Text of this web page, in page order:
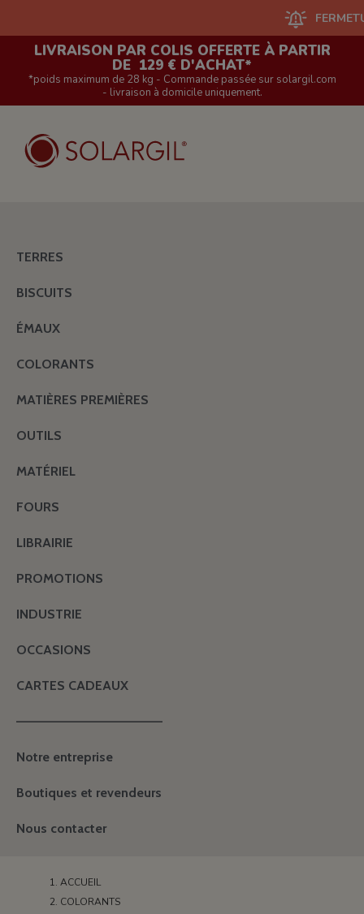
LIVRAISON PAR COLIS OFFERTE À PARTIR
DE 129 € D'ACHAT*
*poids maximum de 28 kg - Commande passée sur solargil.com
- livraison à domicile uniquement.
TERRES
BISCUITS
ÉMAUX
COLORANTS
MATIÈRES PREMIÈRES
OUTILS
MATÉRIEL
FOURS
LIBRAIRIE
PROMOTIONS
INDUSTRIE
OCCASIONS
CARTES CADEAUX
———————————————
Notre entreprise
Boutiques et revendeurs
Nous contacter
ACCUEIL
COLORANTS